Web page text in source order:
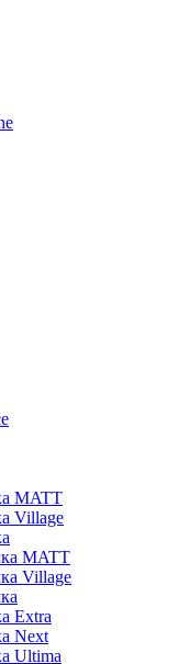
MATT
Village
MATT
Village
Extra
Next
Ultima